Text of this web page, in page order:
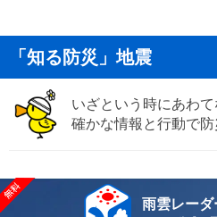
「知る防災」地震
いざという時にあわ
確かな情報と行動で
雨雲レーダ